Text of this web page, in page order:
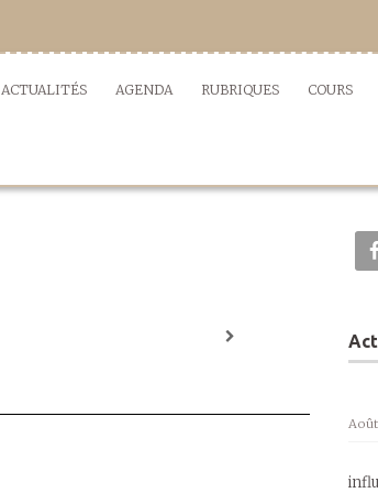
ACTUALITÉS AGENDA RUBRIQUES COURS